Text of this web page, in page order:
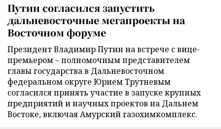
Путин согласился запустить
дальневосточные мегапроекты на
Восточном форуме
Президент Владимир Путин на встрече с вице-
премьером – полномочным представителем
главы государства в Дальневосточном
федеральном округе Юрием Трутневым
согласился принять участие в запуске крупных
предприятий и научных проектов на Дальнем
Востоке, включая Амурский газохимкомплекс.